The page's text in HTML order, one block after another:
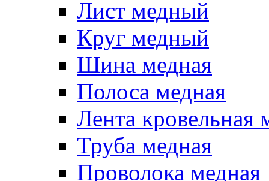
Лист медный
Круг медный
Шина медная
Полоса медная
Лента кровельная
Труба медная
Проволока медная